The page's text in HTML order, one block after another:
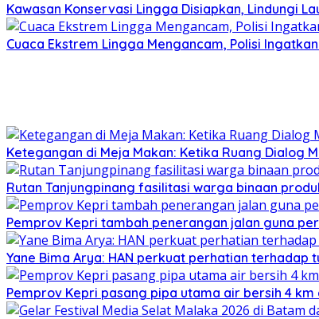
Kawasan Konservasi Lingga Disiapkan, Lindungi
Cuaca Ekstrem Lingga Mengancam, Polisi
Ketegangan di Meja Makan: Ketika Ruang Dialog
Rutan Tanjungpinang fasilitasi warga binaan
Pemprov Kepri tambah penerangan jalan guna
Yane Bima Arya: HAN perkuat perhatian terhadap
Pemprov Kepri pasang pipa utama air bersih 4 km